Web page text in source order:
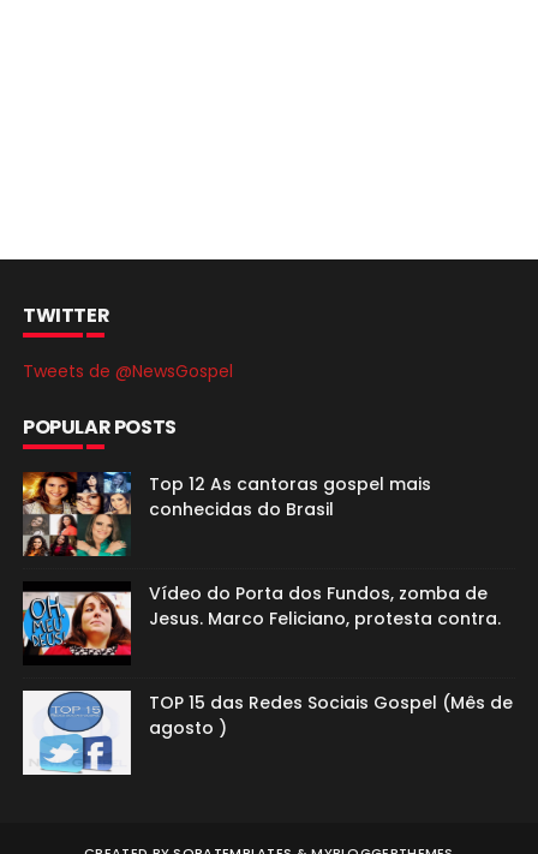
TWITTER
Tweets de @NewsGospel
POPULAR POSTS
Top 12 As cantoras gospel mais
conhecidas do Brasil
Vídeo do Porta dos Fundos, zomba de
Jesus. Marco Feliciano, protesta contra.
TOP 15 das Redes Sociais Gospel (Mês de
agosto )